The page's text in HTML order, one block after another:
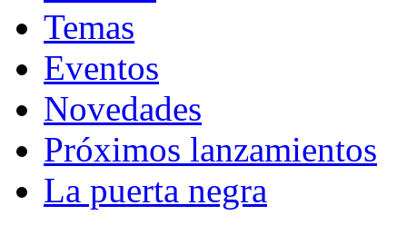
Temas
Eventos
Novedades
Próximos lanzamientos
La puerta negra